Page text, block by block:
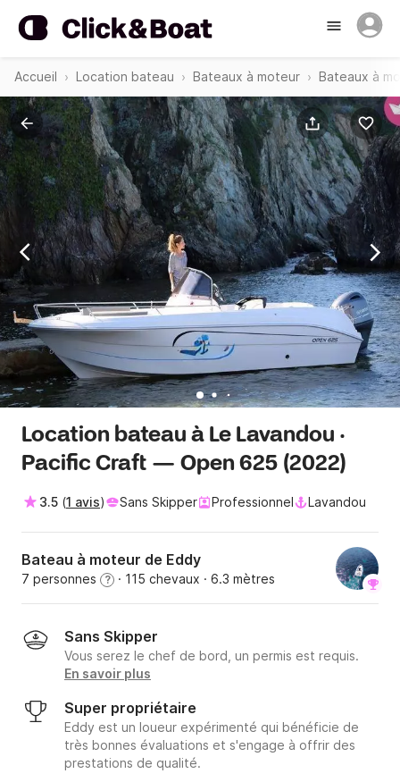
Accueil Location bateau Bateaux à moteur Bateaux à
Location bateau à Le Lavandou ·
Pacific Craft — Open 625 (2022)
3.5 (1 avis) Sans Skipper Professionnel Lavandou
Bateau à moteur de Eddy
7 personnes ? · 115 chevaux · 6.3 mètres
Sans Skipper
Vous serez le chef de bord, un permis est requis.
En savoir plus
Super propriétaire
Eddy est un loueur expérimenté qui bénéficie de
très bonnes évaluations et s'engage à offrir des
prestations de qualité.